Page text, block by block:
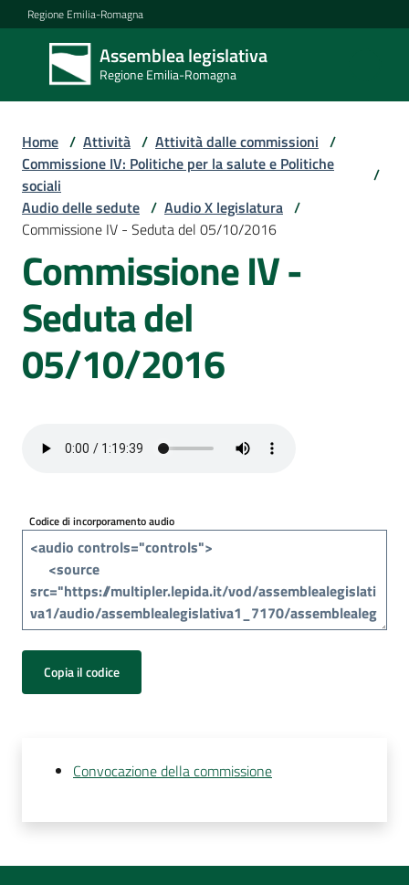
Vai al contenuto
Vai alla navigazione
Vai al footer
Regione Emilia-Romagna
Assemblea legislativa
Regione Emilia-Romagna
Assemblea
legislativa
Regione Emilia-
Assemblea
Attività
media
i
cittadini
Home / Attività / Attività dalle commissioni /
Commissione IV: Politiche per la salute e Politiche
sociali
/
Audio delle sedute / Audio X legislatura /
Commissione IV - Seduta del 05/10/2016
Commissione IV -
Seduta del
05/10/2016
Codice di incorporamento audio
Copia il codice
Convocazione della commissione